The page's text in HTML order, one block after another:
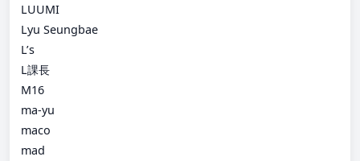
LUUMI
Lyu Seungbae
L’s
L課長
M16
ma-yu
maco
mad